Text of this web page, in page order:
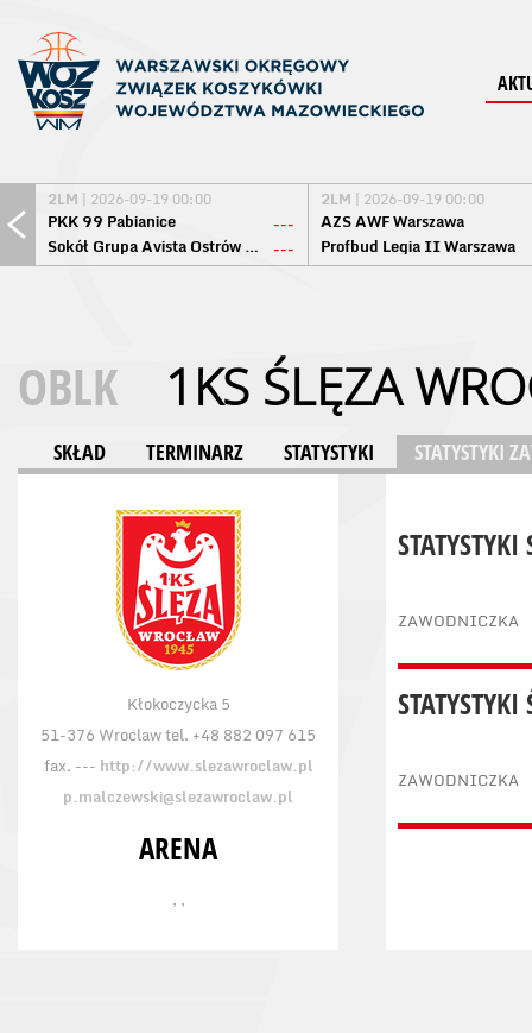
2LM | 2026-09-19 00:00
PKK 99 Pabianice
---
Sokół Grupa Avista Ostrów Maz. ---
2LM | 2026-09-19 00:00
AZS AWF Warszawa
Profbud Legia II Warszawa
OBLK 1KS ŚLĘZA
SKŁAD TERMINARZ STATYSTYKI STATYSTYKI
Kłokoczycka 5
51-376 Wroclaw tel. +48 882 097 615
fax. --- http://www.slezawroclaw.pl
p.malczewski@slezawroclaw.pl
ARENA
, ,
ZAWODNICZKA
STATYSTYKI
ZAWODNICZKA